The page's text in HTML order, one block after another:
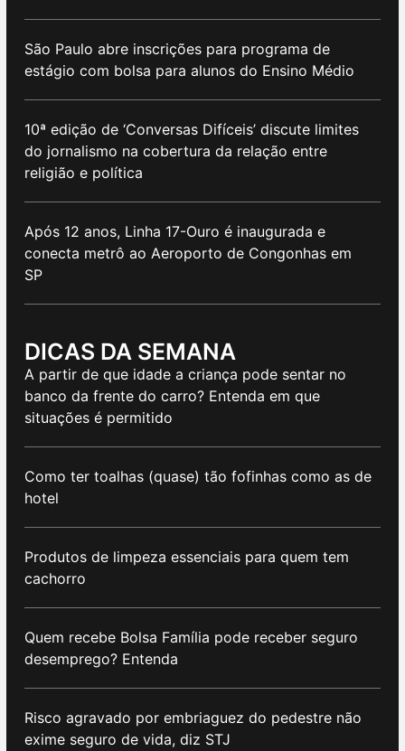
São Paulo abre inscrições para programa de
estágio com bolsa para alunos do Ensino Médio
10ª edição de ‘Conversas Difíceis’ discute limites
do jornalismo na cobertura da relação entre
religião e política
Após 12 anos, Linha 17-Ouro é inaugurada e
conecta metrô ao Aeroporto de Congonhas em
SP
DICAS DA SEMANA
A partir de que idade a criança pode sentar no
banco da frente do carro? Entenda em que
situações é permitido
Como ter toalhas (quase) tão fofinhas como as de
hotel
Produtos de limpeza essenciais para quem tem
cachorro
Quem recebe Bolsa Família pode receber seguro
desemprego? Entenda
Risco agravado por embriaguez do pedestre não
exime seguro de vida, diz STJ